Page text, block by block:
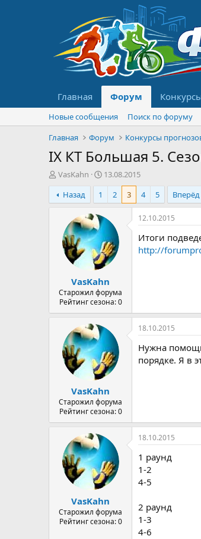
Главная Форум
Новые сообщения
Поиск по форуму
Главная
Форум
IX КТ Большая 5.
А
в
т
о
м
VasKahn
Д
а
а
н
ч
а
л
а
13.08.2015
Назад
1 2 3 4 5 Вперёд
VasKahn
Старожил форума
Рейтинг сезона: 0
12.10.2015
Итоги
http://
VasKahn
Старожил форума
Рейтинг сезона: 0
18.10.2015
Нужна
порядке. Я в
VasKahn
Старожил форума
Рейтинг сезона: 0
18.10.2015
1 раунд
1-2
4-5
2 раунд
1-3
4-6